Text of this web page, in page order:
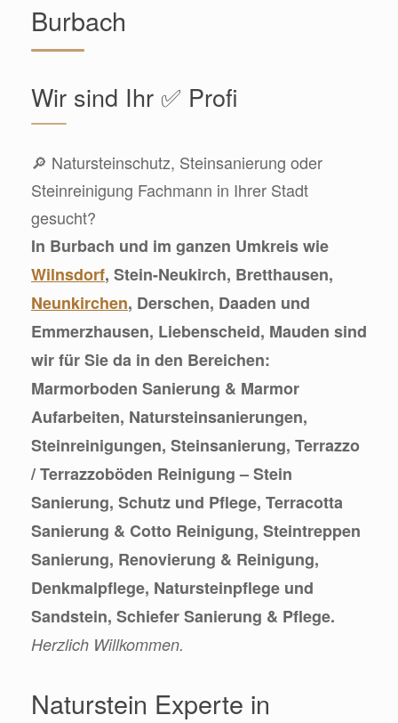
Burbach
Wir sind Ihr ✅ Profi
🔎 Natursteinschutz, Steinsanierung oder
Steinreinigung Fachmann in Ihrer Stadt
gesucht?
In Burbach und im ganzen Umkreis wie
Wilnsdorf, Stein-Neukirch, Bretthausen,
Neunkirchen, Derschen, Daaden und
Emmerzhausen, Liebenscheid, Mauden sind
wir für Sie da in den Bereichen:
Marmorboden Sanierung & Marmor
Aufarbeiten, Natursteinsanierungen,
Steinreinigungen, Steinsanierung, Terrazzo
/ Terrazzoböden Reinigung – Stein
Sanierung, Schutz und Pflege, Terracotta
Sanierung & Cotto Reinigung, Steintreppen
Sanierung, Renovierung & Reinigung,
Denkmalpflege, Natursteinpflege und
Sandstein, Schiefer Sanierung & Pflege.
Herzlich Willkommen.
Naturstein Experte in